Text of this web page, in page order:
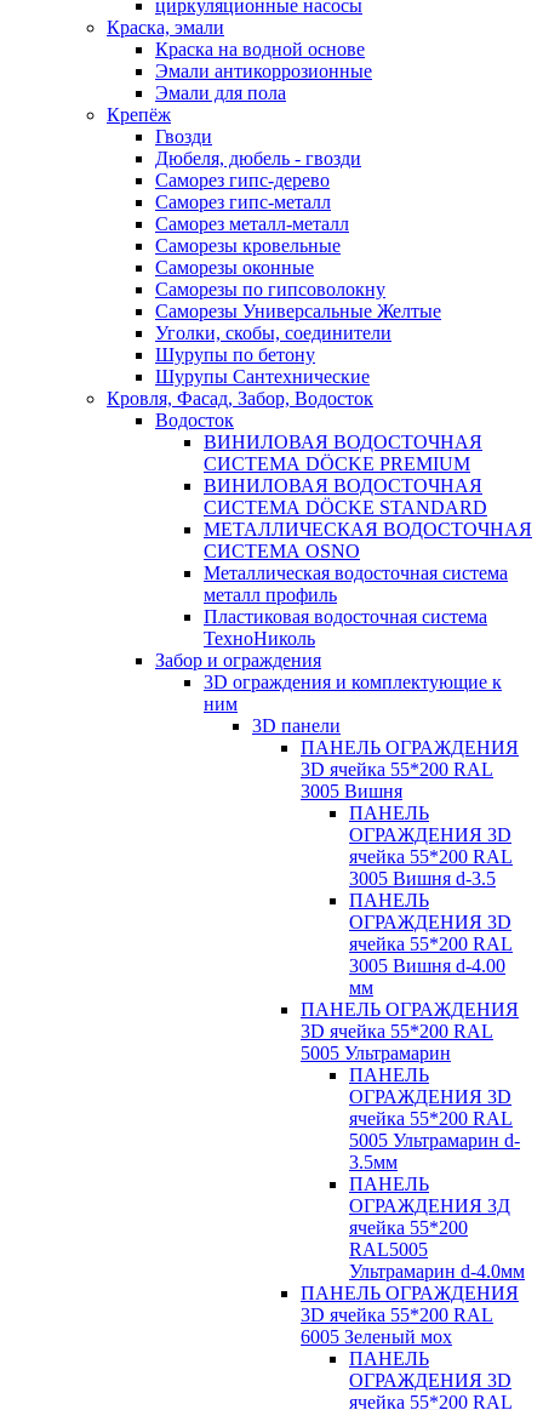
циркуляционные насосы
Краска, эмали
Краска на водной основе
Эмали антикоррозионные
Эмали для пола
Крепёж
Гвозди
Дюбеля, дюбель - гвозди
Саморез гипс-дерево
Саморез гипс-металл
Саморез металл-металл
Саморезы кровельные
Саморезы оконные
Саморезы по гипсоволокну
Саморезы Универсальные Желтые
Уголки, скобы, соединители
Шурупы по бетону
Шурупы Сантехнические
Кровля, Фасад, Забор, Водосток
Водосток
ВИНИЛОВАЯ ВОДОСТОЧНАЯ
СИСТЕМА DÖCKE PREMIUM
ВИНИЛОВАЯ ВОДОСТОЧНАЯ
СИСТЕМА DÖCKE STANDARD
МЕТАЛЛИЧЕСКАЯ ВОДОСТОЧНАЯ
СИСТЕМА OSNO
Металлическая водосточная система
металл профиль
Пластиковая водосточная система
ТехноНиколь
Забор и ограждения
3D ограждения и комплектующие к
ним
3D панели
ПАНЕЛЬ ОГРАЖДЕНИЯ
3D ячейка 55*200 RAL
3005 Вишня
ПАНЕЛЬ
ОГРАЖДЕНИЯ 3D
ячейка 55*200 RAL
3005 Вишня d-3.5
ПАНЕЛЬ
ОГРАЖДЕНИЯ 3D
ячейка 55*200 RAL
3005 Вишня d-4.00
мм
ПАНЕЛЬ ОГРАЖДЕНИЯ
3D ячейка 55*200 RAL
5005 Ультрамарин
ПАНЕЛЬ
ОГРАЖДЕНИЯ 3D
ячейка 55*200 RAL
5005 Ультрамарин d-
3.5мм
ПАНЕЛЬ
ОГРАЖДЕНИЯ 3Д
ячейка 55*200
RAL5005
Ультрамарин d-4.0мм
ПАНЕЛЬ ОГРАЖДЕНИЯ
3D ячейка 55*200 RAL
6005 Зеленый мох
ПАНЕЛЬ
ОГРАЖДЕНИЯ 3D
ячейка 55*200 RAL